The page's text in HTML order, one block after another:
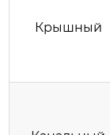
Крышный